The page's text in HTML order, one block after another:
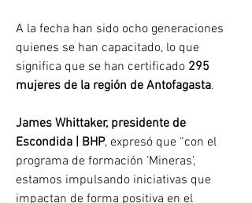
A la fecha han sido ocho generaciones
quienes se han capacitado, lo que
significa que se han certificado 295
mujeres de la región de Antofagasta.
James Whittaker, presidente de
Escondida | BHP, expresó que “con el
programa de formación ‘Mineras’,
estamos impulsando iniciativas que
impactan de forma positiva en el